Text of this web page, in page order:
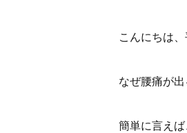
こんにちは、
なぜ腰痛が
簡単に言え